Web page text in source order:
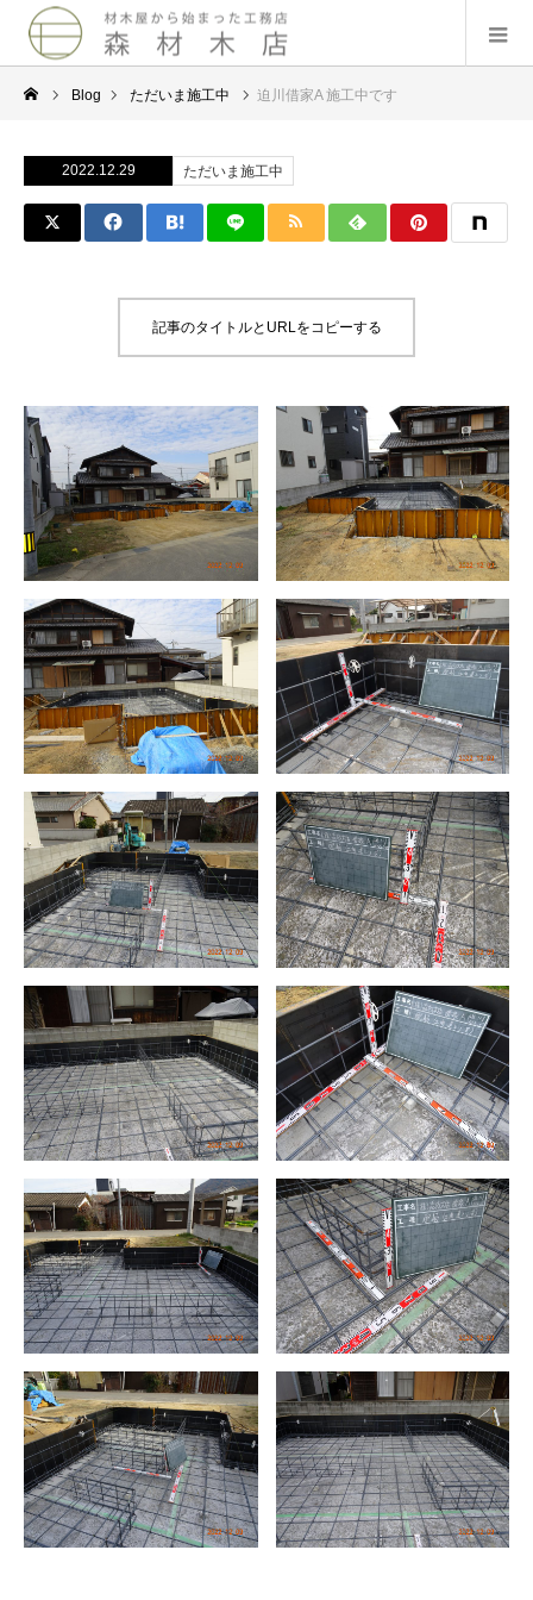
Blog ただいま施工中 迫川借家A 施工中です
2022.12.29 ただいま施工中
記事のタイトルとURLをコピーする